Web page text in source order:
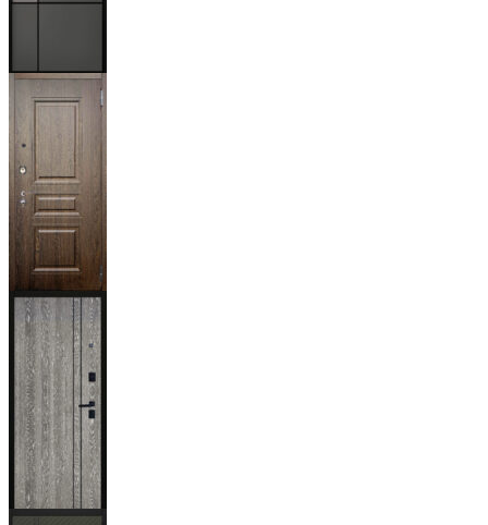
Мичиган
Магистр
Дуб кантри
тёмный